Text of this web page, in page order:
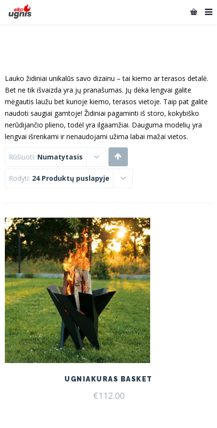
Lauko židiniai unikalūs savo dizainu – tai kiemo ar terasos detalė.
Bet ne tik išvaizda yra jų pranašumas. Jų dėka lengvai galite
mėgautis laužu bet kurioje kiemo, terasos vietoje. Taip pat galite
naudoti saugiai gamtoje! Židiniai pagaminti iš storo, kokybiško
nerūdijančio plieno, todėl yra ilgaamžiai. Dauguma modelių yra
lengvai išrenkami ir nenaudojami užima labai mažai vietos.
Rūšiuoti: Numatytasis
Rodyti: 24 Produktų puslapyje
UGNIAKURAS BASKET
€112.00